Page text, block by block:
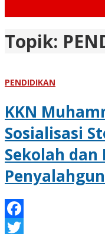
Topik:
PENDIDIKAN
KKN
Sosialisasi
Sekolah dan
Facebook